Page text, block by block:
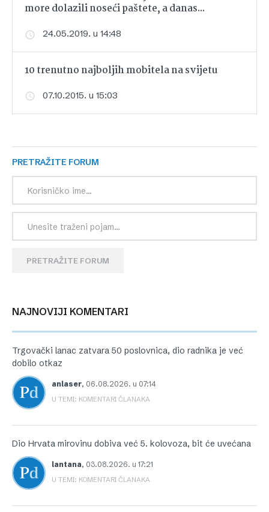
more dolazili noseći paštete, a danas...
24.05.2019. u 14:48
10 trenutno najboljih mobitela na svijetu
07.10.2015. u 15:03
PRETRAŽITE FORUM
PRETRAŽITE FORUM
NAJNOVIJI KOMENTARI
Trgovački lanac zatvara 50 poslovnica, dio radnika je već
dobilo otkaz
anlaser, 06.08.2026. u 07:14
U TEMI: KOMENTARI ČLANAKA
Dio Hrvata mirovinu dobiva već 5. kolovoza, bit će uvećana
lantana, 03.08.2026. u 17:21
U TEMI: KOMENTARI ČLANAKA